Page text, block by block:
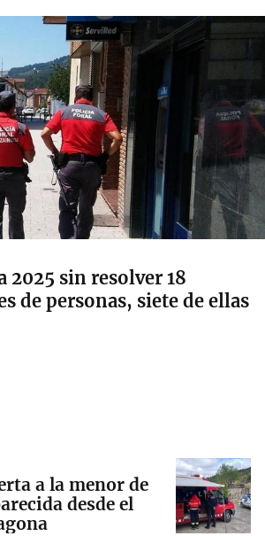
2025 sin resolver 18
de personas, siete de ellas
a la menor de
desde el